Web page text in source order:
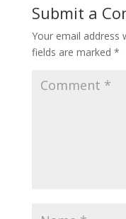
Submit a
Your email address
fields are marked *